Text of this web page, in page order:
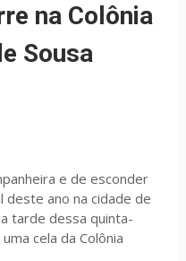
na Colônia
Sousa
e de esconder
ano na cidade de
tarde dessa quinta-
cela da Colônia